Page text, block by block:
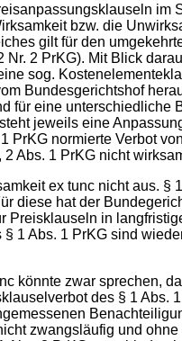
im
bzw. die
gilt für den
2 PrKG). Mit Blick
sog.
Bundesgerichtshof
für eine unterschiedliche
jeweils eine
PrKG normierte Verbot
Abs. 1 PrKG nicht
ex tunc nicht aus. §
diese hat der
Preisklauseln in
1 Abs. 1 PrKG sind
könnte zwar sprechen,
des § 1 Abs.
zwangsläufig und